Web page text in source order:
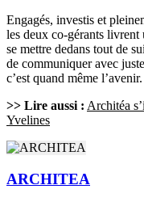
Engagés, investis et
les deux co-gérants
se mettre dedans tout de
de communiquer avec
c’est quand même
>> Lire aussi : Architéa
Yvelines
ARCHITEA